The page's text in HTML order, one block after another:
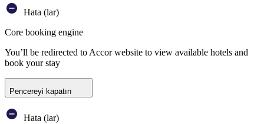
Hata (lar)
Core booking engine
You’ll be redirected to Accor website to view available hotels and
book your stay
Pencereyi kapatın
Hata (lar)